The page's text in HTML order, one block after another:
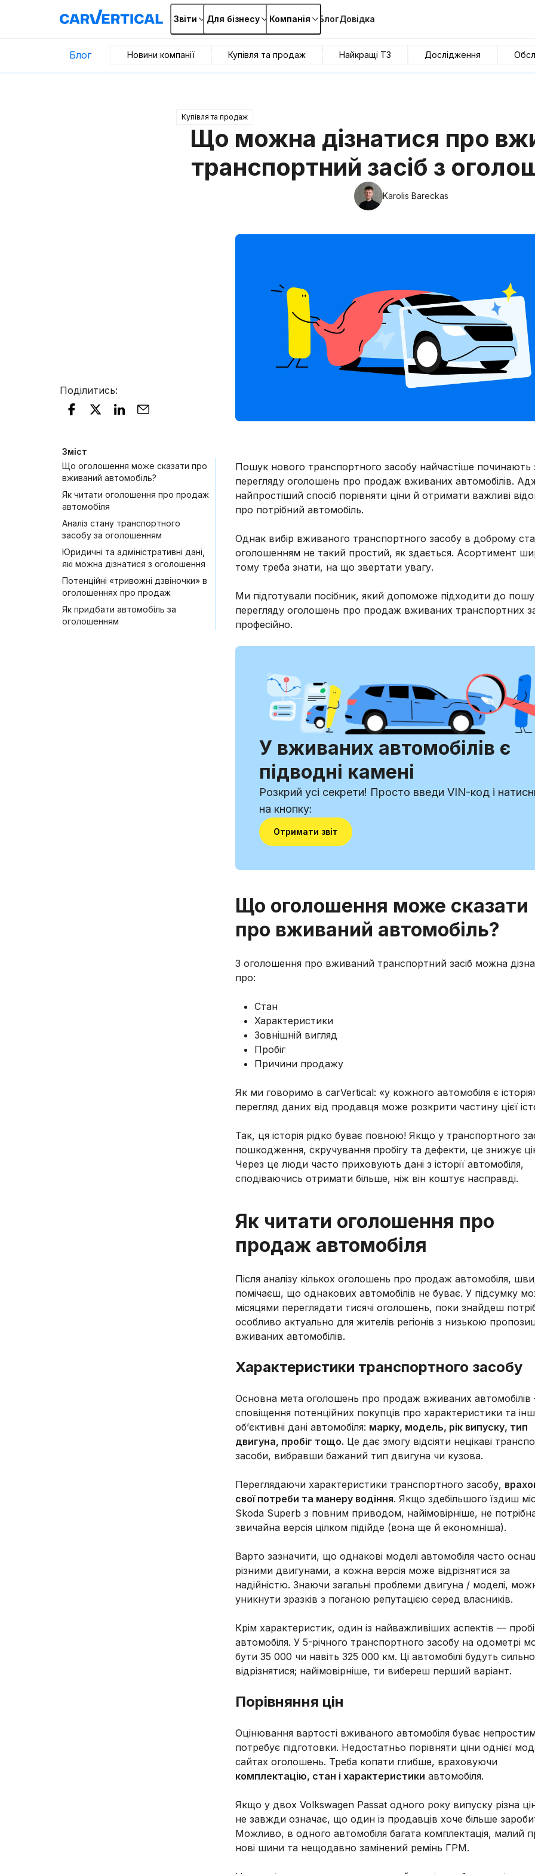
Звіти Для бізнесу Компанія БлогДовідка
Блог Новини компанії Купівля та продаж Найкращі ТЗ Дослідження
Купівля та продаж
Що можна дізнатися про
транспортний засіб з
Karolis Bareckas
Поділитись:
Зміст
Що оголошення може сказати про
вживаний автомобіль?
Як читати оголошення про продаж
автомобіля
Аналіз стану транспортного
засобу за оголошенням
Юридичні та адміністративні дані,
які можна дізнатися з оголошення
Потенційні «тривожні дзвіночки» в
оголошеннях про продаж
Як придбати автомобіль за
оголошенням
Пошук нового транспортного засобу найчастіше починають
перегляду оголошень про продаж вживаних автомобілів.
найпростіший спосіб порівняти ціни й отримати важливі
про потрібний автомобіль.
Однак вибір вживаного транспортного засобу в доброму
оголошенням не такий простий, як здається. Асортимент
тому треба знати, на що звертати увагу.
Ми підготували посібник, який допоможе підходити до
перегляду оголошень про продаж вживаних транспортних
професійно.
У вживаних автомобілів є
підводні камені
Розкрий усі секрети! Просто введи VIN-код і
на кнопку:
Отримати звіт
Що оголошення може сказати
про вживаний автомобіль?
З оголошення про вживаний транспортний засіб можна
про:
Стан
Характеристики
Зовнішній вигляд
Пробіг
Причини продажу
Як ми говоримо в carVertical: «у кожного автомобіля є
перегляд даних від продавця може розкрити частину цієї
Так, ця історія рідко буває повною! Якщо у транспортного
пошкодження, скручування пробігу та дефекти, це знижує
Через це люди часто приховують дані з історії автомобіля,
сподіваючись отримати більше, ніж він коштує насправді.
Як читати оголошення про
продаж автомобіля
Після аналізу кількох оголошень про продаж автомобіля,
помічаєш, що однакових автомобілів не буває. У підсумку
місяцями переглядати тисячі оголошень, поки знайдеш
особливо актуально для жителів регіонів з низькою
вживаних автомобілів.
Характеристики транспортного засобу
Основна мета оголошень про продаж вживаних
сповіщення потенційних покупців про характеристики та
обʼєктивні дані автомобіля: марку, модель, рік випуску, тип
двигуна, пробіг тощо. Це дає змогу відсіяти нецікаві
засоби, вибравши бажаний тип двигуна чи кузова.
Переглядаючи характеристики транспортного засобу,
свої потреби та манеру водіння. Якщо здебільшого їздиш
Skoda Superb з повним приводом, найімовірніше, не
звичайна версія цілком підійде (вона ще й економніша).
Варто зазначити, що однакові моделі автомобіля часто
різними двигунами, а кожна версія може відрізнятися за
надійністю. Знаючи загальні проблеми двигуна / моделі,
уникнути зразків з поганою репутацією серед власників.
Крім характеристик, один із найважливіших аспектів —
автомобіля. У 5-річного транспортного засобу на одометрі
бути 35 000 чи навіть 325 000 км. Ці автомобілі будуть сильно
відрізнятися; найімовірніше, ти вибереш перший варіант.
Порівняння цін
Оцінювання вартості вживаного автомобіля буває
потребує підготовки. Недостатньо порівняти ціни однієї
сайтах оголошень. Треба копати глибше, враховуючи
комплектацію, стан і характеристики автомобіля.
Якщо у двох Volkswagen Passat одного року випуску різна
не завжди означає, що один із продавців хоче більше
Можливо, в одного автомобіля багата комплектація, малий
нові шини та нещодавно замінений ремінь ГРМ.